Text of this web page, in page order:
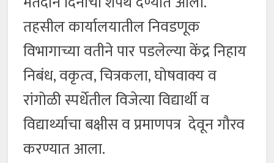
तहसील कार्यालयातील निवडणूक
विभागाच्या वतीने पार पडलेल्या केंद्र निहाय
निबंध, वकृत्व, चित्रकला, घोषवाक्य व
रांगोळी स्पर्धेतील विजेत्या विद्यार्थी व
विद्यार्थ्याचा बक्षीस व प्रमाणपत्र देवून गौरव
करण्यात आला.